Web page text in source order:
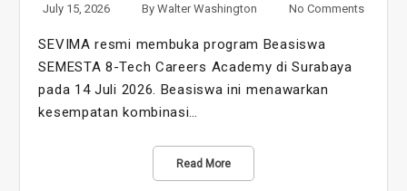
July 15, 2026 By Walter Washington No Comments
SEVIMA resmi membuka program Beasiswa
SEMESTA 8-Tech Careers Academy di Surabaya
pada 14 Juli 2026. Beasiswa ini menawarkan
kesempatan kombinasi…
Read More